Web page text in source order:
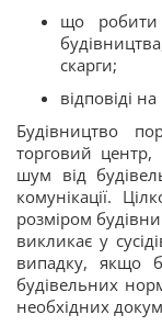
що робити
скарги;
відповіді
Будівництво
торговий
шум від
комунікації.
розміром
викликає у
випадку, якщо
будівельних
необхідних